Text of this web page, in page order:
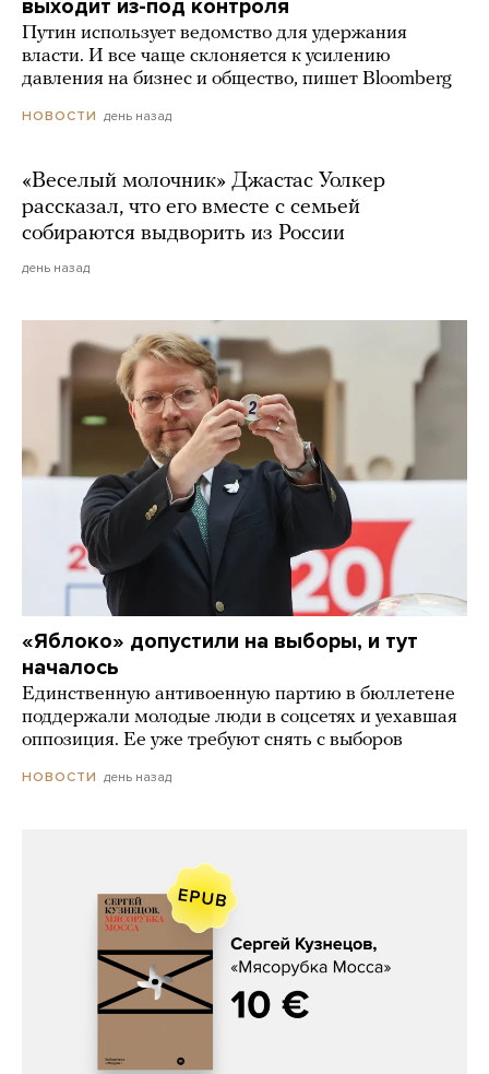
выходит из-под контроля
Путин использует ведомство для удержания
власти. И все чаще склоняется к усилению
давления на бизнес и общество, пишет Bloomberg
НОВОСТИ день назад
«Веселый молочник» Джастас Уолкер
рассказал, что его вместе с семьей
собираются выдворить из России
день назад
«Яблоко» допустили на выборы, и тут
началось
Единственную антивоенную партию в бюллетене
поддержали молодые люди в соцсетях и уехавшая
оппозиция. Ее уже требуют снять с выборов
НОВОСТИ день назад
Сергей Кузнецов, «Мясорубка